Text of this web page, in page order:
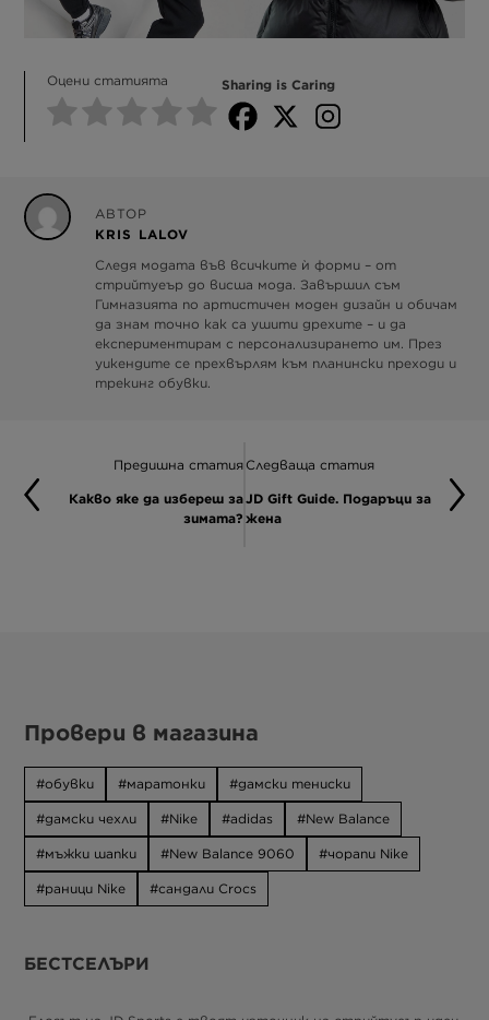
Оцени статията Sharing is Caring
АВТОР
KRIS LALOV
Следя модата във всичките ѝ форми – от
стрийтуеър до висша мода. Завършил съм
Гимназията по артистичен моден дизайн и обичам
да знам точно как са ушити дрехите – и да
експериментирам с персонализирането им. През
уикендите се прехвърлям към планински преходи и
трекинг обувки.
Предишна статия
Какво яке да избереш за
зимата?
Следваща статия
JD Gift Guide. Подаръци за
жена
Провери в магазина
обувки маратонки дамски тениски
дамски чехли Nike adidas New Balance
мъжки шапки New Balance 9060 чорапи Nike
раници Nike сандали Crocs
БЕСТСЕЛЪРИ